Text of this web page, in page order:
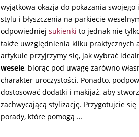
wyjątkowa okazja do pokazania
stylu i błyszczenia na parkiecie
odpowiedniej sukienki to jednak nie
także uwzględnienia kilku praktycznych
artykule przyjrzymy się, jak wybrać
wesele, biorąc pod uwagę zarówno
charakter uroczystości. Ponadto,
dostosować dodatki i makijaż, aby
zachwycającą stylizację. Przygotujcie
porady, które pomogą …